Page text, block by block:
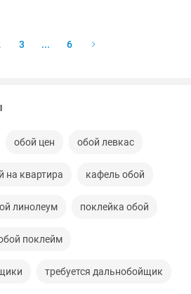
3 ... 6
обой цен обой левкас
на квартира кафель обой
линолеум поклейка обой
поклейм
требуется дальнобойщик